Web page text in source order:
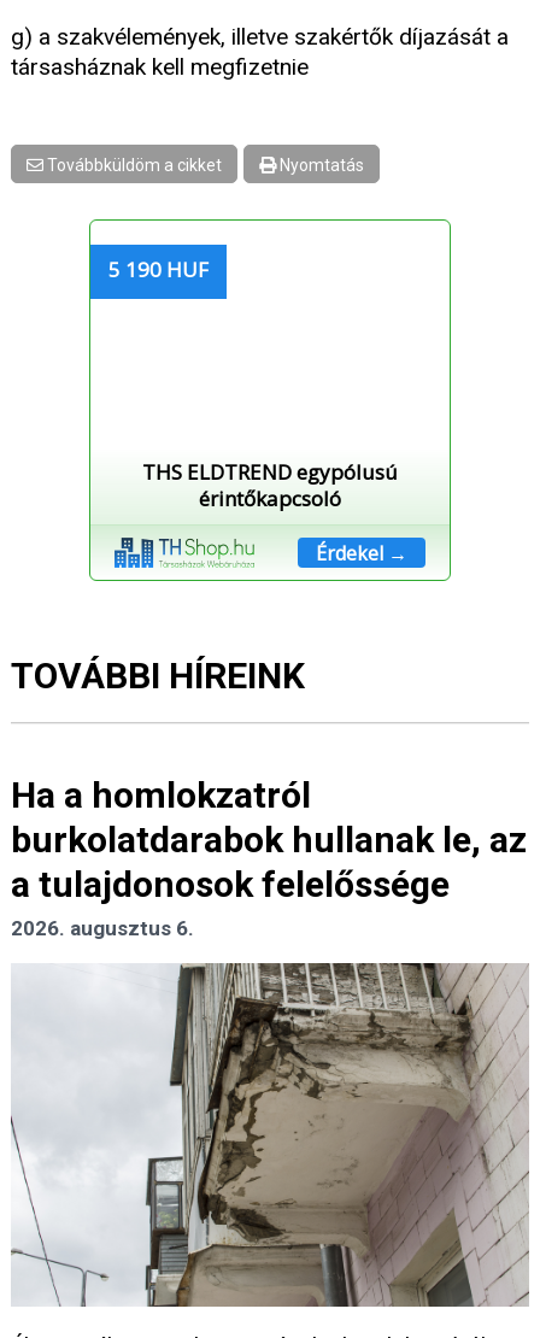
g) a szakvélemények, illetve szakértők díjazását a
társasháznak kell megfizetnie
Továbbküldöm a cikket Nyomtatás
5 190 HUF
THS ELDTREND egypólusú
érintőkapcsoló
Érdekel →
TOVÁBBI HÍREINK
Ha a homlokzatról
burkolatdarabok hullanak le, az
a tulajdonosok felelőssége
2026. augusztus 6.